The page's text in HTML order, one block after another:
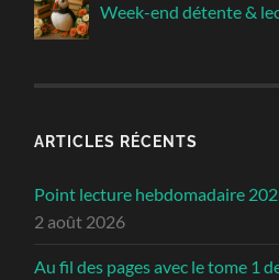
Week-end détente &
ARTICLES RÉCENTS
Point lecture hebdomadaire
2 août 2026
Au fil des pages avec le tome 1